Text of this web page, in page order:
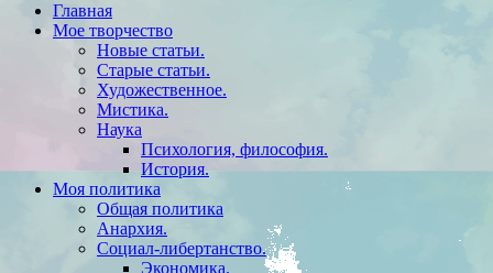
Главная
Мое творчество
Новые статьи.
Старые статьи.
Художественное.
Мистика.
Наука
Психология, философия.
История.
Моя политика
Общая политика
Анархия.
Социал-либертанство.
Экономика.